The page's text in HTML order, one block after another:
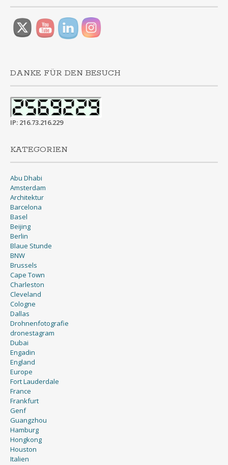
DANKE FÜR DEN BESUCH
IP: 216.73.216.229
KATEGORIEN
Abu Dhabi
Amsterdam
Architektur
Barcelona
Basel
Beijing
Berlin
Blaue Stunde
BNW
Brussels
Cape Town
Charleston
Cleveland
Cologne
Dallas
Drohnenfotografie
dronestagram
Dubai
Engadin
England
Europe
Fort Lauderdale
France
Frankfurt
Genf
Guangzhou
Hamburg
Hongkong
Houston
Italien